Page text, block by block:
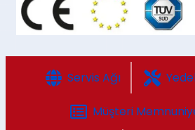
Servis Ağı
Müşteri